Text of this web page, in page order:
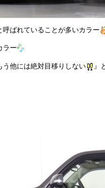
呼ばれていることが多いカラー
ラー
う他には絶対目移りしない 』